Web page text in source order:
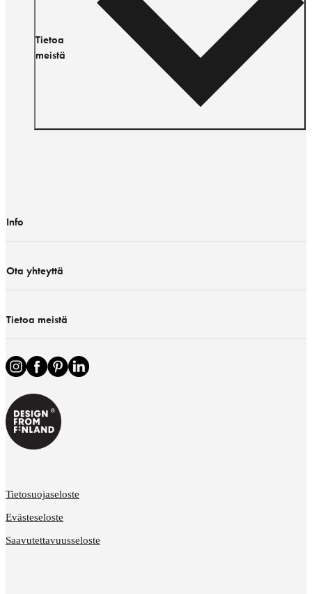
Tietoa
meistä
Info
Ota yhteyttä
Tietoa meistä
Tietosuojaseloste
Evästeseloste
Saavutettavuusseloste